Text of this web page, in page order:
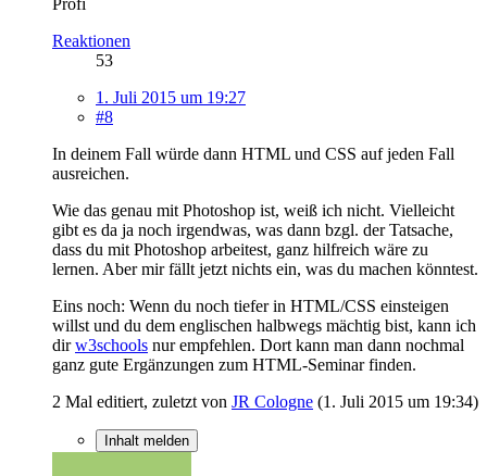
Reaktionen
53
1. Juli 2015 um 19:27
#8
In deinem Fall würde dann HTML und CSS auf jeden Fall
ausreichen.
Wie das genau mit Photoshop ist, weiß ich nicht. Vielleicht
gibt es da ja noch irgendwas, was dann bzgl. der Tatsache,
dass du mit Photoshop arbeitest, ganz hilfreich wäre zu
lernen. Aber mir fällt jetzt nichts ein, was du machen könntest.
Eins noch: Wenn du noch tiefer in HTML/CSS einsteigen
willst und du dem englischen halbwegs mächtig bist, kann ich
dirw3schools nur empfehlen. Dort kann man dann nochmal
ganz gute Ergänzungen zum HTML-Seminar finden.
2 Mal editiert, zuletzt von JR Cologne (1. Juli 2015 um 19:34)
Inhalt melden